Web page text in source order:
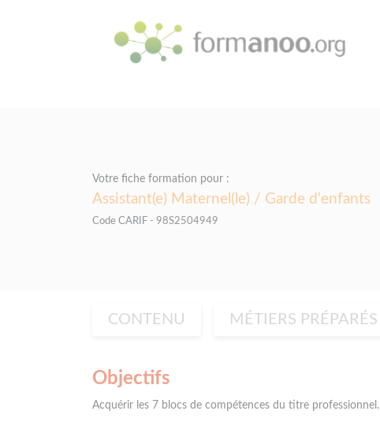
Votre fiche formation pour :
Assistant(e) Maternel(le) / Garde d'enfants
Code CARIF - 98S2504949
CONTENU MÉTIERS PRÉPARÉS
Objectifs
Acquérir les 7 blocs de compétences du titre professionnel.